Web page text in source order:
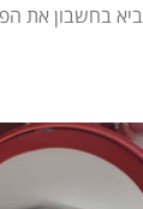
בחשבון את